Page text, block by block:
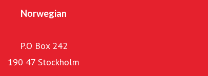
Norwegian
P.O Box 242
190 47 Stockholm